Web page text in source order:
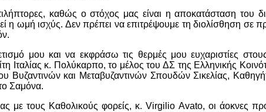
καθώς ο στόχος μας είναι η αποκατάσταση του
η ωμή ισχύς. Δεν πρέπει να επιτρέψουμε τη διολίσθηση σε
μου και να εκφράσω τις θερμές μου ευχαριστίες στους
κ. Πολύκαρπο, το μέλος του ΔΣ της Ελληνικής
Βυζαντινών και Μεταβυζαντινών Σπουδών Σικελίας,
Σαμόνα.
με τους Καθολικούς φορείς, κ. Virgilio Avato, οι άοκνες